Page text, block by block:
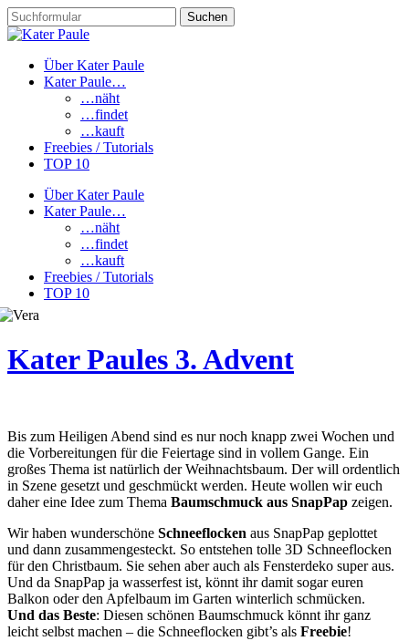
Über Kater Paule
Kater Paule…
…näht
…findet
…kauft
Freebies / Tutorials
TOP 10
Über Kater Paule
Kater Paule…
…näht
…findet
…kauft
Freebies / Tutorials
TOP 10
Kater Paules 3. Advent
Bis zum Heiligen Abend sind es nur noch knapp zwei Wochen und
die Vorbereitungen für die Feiertage sind in vollem Gange. Ein
großes Thema ist natürlich der Weihnachtsbaum. Der will ordentlich
in Szene gesetzt und geschmückt werden. Heute wollen wir euch
daher eine Idee zum Thema Baumschmuck aus SnapPap zeigen.
Wir haben wunderschöne Schneeflocken aus SnapPap geplottet
und dann zusammengesteckt. So entstehen tolle 3D Schneeflocken
für den Christbaum. Sie sehen aber auch als Fensterdeko super aus.
Und da SnapPap ja wasserfest ist, könnt ihr damit sogar euren
Balkon oder den Apfelbaum im Garten winterlich schmücken.
Und das Beste: Diesen schönen Baumschmuck könnt ihr ganz
leicht selbst machen – die Schneeflocken gibt’s als Freebie!